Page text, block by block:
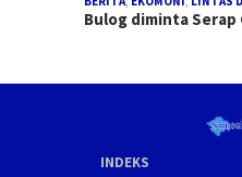
Bulog diminta
INDEKS